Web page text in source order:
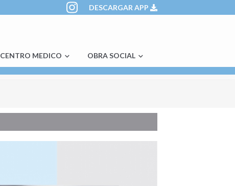
DESCARGAR APP
CENTRO MEDICO OBRA SOCIAL